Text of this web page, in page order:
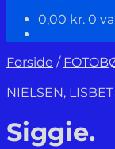
0,00 kr. 0
Forside /
NIELSEN, LISBET
Siggie.